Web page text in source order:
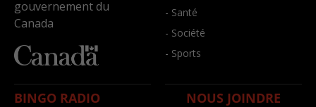
gouvernement du
Canada
- Santé
- Société
- Sports
BINGO RADIO NOUS JOINDRE